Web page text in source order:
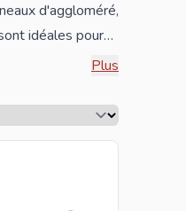
d'aggloméré,
idéales pour
vos nouveaux
Plus